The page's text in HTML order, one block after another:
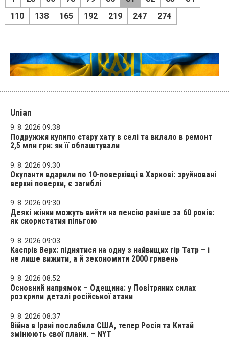
110
138 165 192 219 247 274
Unian
9. 8. 2026 09:38
Подружжя купило стару хату в селі та вклало в ремонт
2,5 млн грн: як її облаштували
9. 8. 2026 09:30
Окупанти вдарили по 10-поверхівці в Харкові: зруйновані
верхні поверхи, є загиблі
9. 8. 2026 09:30
Деякі жінки можуть вийти на пенсію раніше за 60 років:
як скористатия пільгою
9. 8. 2026 09:03
Каспрів Верх: піднятися на одну з найвищих гір Татр – і
не лише вижити, а й зекономити 2000 гривень
9. 8. 2026 08:52
Основний напрямок – Одещина: у Повітряних силах
розкрили деталі російської атаки
9. 8. 2026 08:37
Війна в Ірані послабила США, тепер Росія та Китай
змінюють свої плани, – NYT